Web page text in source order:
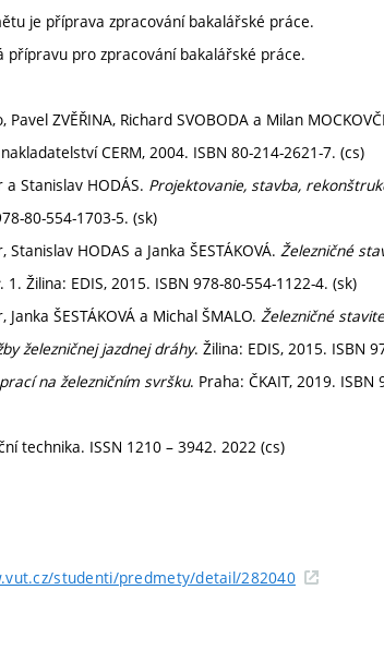
je příprava zpracování bakalářské práce.
přípravu pro zpracování bakalářské práce.
Pavel ZVĚŘINA, Richard SVOBODA a Milan
CERM, 2004. ISBN 80-214-2621-7. (cs)
a Stanislav HODÁS. Projektovanie, stavba,
80-554-1703-5. (sk)
Stanislav HODAS a Janka ŠESTÁKOVÁ. Železničné
. 1. Žilina: EDIS, 2015. ISBN 978-80-554-1122-4. (sk)
Janka ŠESTÁKOVÁ a Michal ŠMALO. Železničné
železničnej jazdnej dráhy. Žilina: EDIS, 2015. ISBN
na železničním svršku. Praha: ČKAIT, 2019. ISBN
technika. ISSN 1210 – 3942. 2022 (cs)
studenti/predmety/detail/282040